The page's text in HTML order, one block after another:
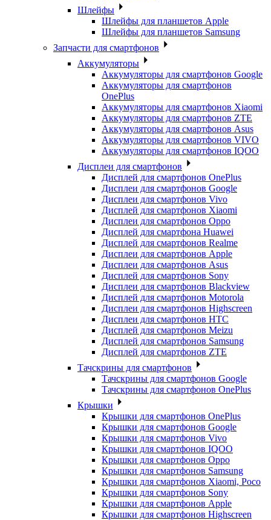
Шлейфы
Шлейфы для планшетов Apple
Шлейфы для планшетов Samsung
Запчасти для смартфонов
Аккумуляторы
Аккумуляторы для смартфонов Google
Аккумуляторы для смартфонов
OnePlus
Аккумуляторы для смартфонов Xiaomi
Аккумуляторы для смартфонов ZTE
Аккумуляторы для cмартфонов Asus
Аккумуляторы для смартфонов VIVO
Аккумуляторы для смартфонов IQOO
Дисплеи для смартфонов
Дисплей для смартфонов OnePlus
Дисплеи для смартфонов Google
Дисплеи для смартфонов Vivo
Дисплей для смартфонов Xiaomi
Дисплеи для смартфонов Oppo
Дисплей для смартфона Huawei
Дисплей для смартфонов Realme
Дисплеи для смартфонов Apple
Дисплеи для смартфонов Asus
Дисплей для смартфонов Sony
Дисплеи для смартфонов Blackview
Дисплей для смартфонов Motorola
Дисплеи для смартфонов Highscreen
Дисплеи для смартфонов HTC
Дисплей для смартфонов Meizu
Дисплей для смартфонов Samsung
Дисплей для смартфонов ZTE
Тачскрины для смартфонов
Тачскрины для смартфонов Google
Тачскрины для смартфонов OnePlus
Крышки
Крышки для смартфонов OnePlus
Крышки для смартфонов Google
Крышки для смартфонов Vivo
Крышки для смартфонов IQOO
Крышки для смартфонов Oppo
Крышки для смартфонов Samsung
Крышки для смартфонов Xiaomi, Poco
Крышки для смартфонов Sony
Крышки для смартфонов Apple
Крышки для смартфонов Highscreen